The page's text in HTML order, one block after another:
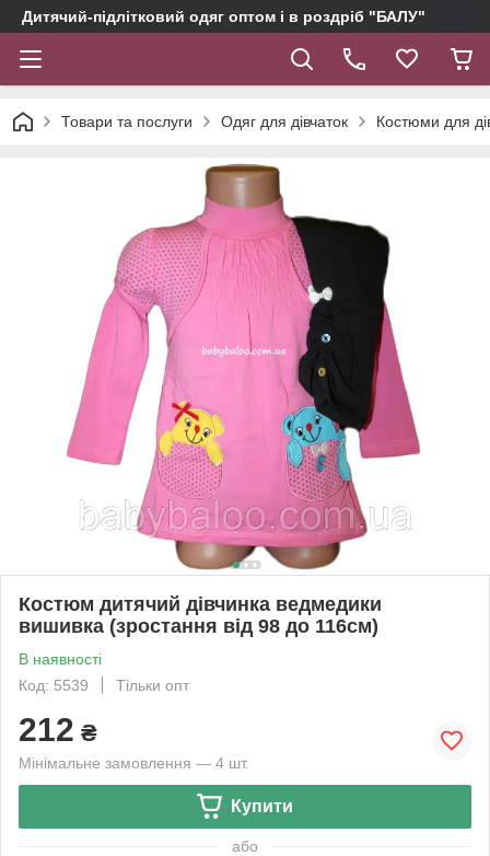
Дитячий-підлітковий одяг оптом і в роздріб "БАЛУ"
Товари та послуги Одяг для дівчаток Костюми для
Костюм дитячий дівчинка ведмедики
вишивка (зростання від 98 до 116см)
В наявності
Код: 5539
Тільки опт
212 ₴
Мінімальне замовлення — 4 шт.
Купити
або